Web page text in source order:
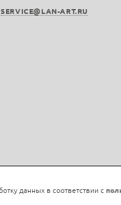
SERVICE@LAN-ART.RU
данных в соответствии с